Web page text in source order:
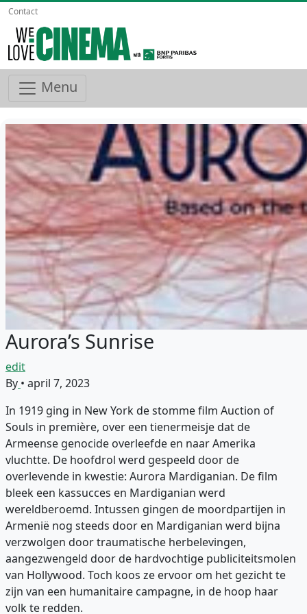
Contact
Menu
Aurora’s Sunrise
edit
By • april 7, 2023
In 1919 ging in New York de stomme film Auction of
Souls in première, over een tienermeisje dat de
Armeense genocide overleefde en naar Amerika
vluchtte. De hoofdrol werd gespeeld door de
overlevende in kwestie: Aurora Mardiganian. De film
bleek een kassucces en Mardiganian werd
wereldberoemd. Intussen gingen de moordpartijen in
Armenië nog steeds door en Mardiganian werd bijna
verzwolgen door traumatische herbelevingen,
aangezwengeld door de hardvochtige publiciteitsmolen
van Hollywood. Toch koos ze ervoor om het gezicht te
zijn van een humanitaire campagne, in de hoop haar
volk te redden.